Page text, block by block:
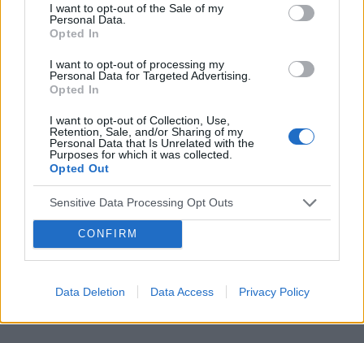
I want to opt-out of the Sale of my
Personal Data.
Opted In
I want to opt-out of processing my
Personal Data for Targeted Advertising.
Opted In
I want to opt-out of Collection, Use,
Retention, Sale, and/or Sharing of my
Personal Data that Is Unrelated with the
Purposes for which it was collected.
Opted Out
Sensitive Data Processing Opt Outs
CONFIRM
Data Deletion Data Access Privacy Policy